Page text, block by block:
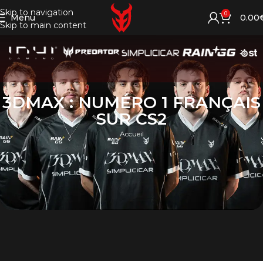
Skip to navigation
Skip to main content
Menu 0 0.00
3DMAX : NUMÉRO 1 FRANÇAIS
SUR CS2
Accueil